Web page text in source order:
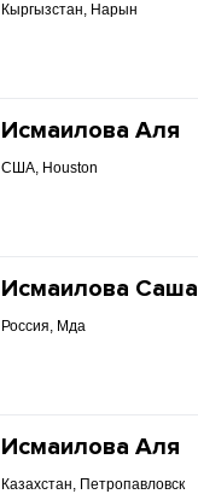
Кыргызстан, Нарын
Исмаилова Аля
США, Houston
Исмаилова Саша
Россия, Мда
Исмаилова Аля
Казахстан, Петропавловск